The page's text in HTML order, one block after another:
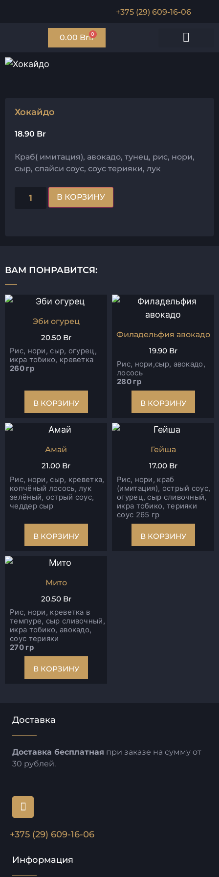
+375 (29) 609-16-06
0.00 Br 0
Хокайдо
18.90 Br
Краб( имитация), авокадо, тунец, рис, нори,
сыр, спайси соус, соус терияки, лук
В КОРЗИНУ
ВАМ ПОНРАВИТСЯ:
Эби огурец
20.50 Br
Рис, нори, сыр, огурец,
икра тобико, креветка
260 гр
В КОРЗИНУ
Филадельфия авокадо
19.90 Br
Рис, нори,сыр, авокадо,
лосось
280 гр
В КОРЗИНУ
Амай
21.00 Br
Рис, нори, сыр, креветка,
копчёный лосось, лук
зелёный, острый соус,
чеддер сыр
В КОРЗИНУ
Гейша
17.00 Br
Рис, нори, краб
(имитация), острый соус,
огурец, сыр сливочный,
икра тобико, терияки
соус 265 гр
В КОРЗИНУ
Мито
20.50 Br
Рис, нори, креветка в
темпуре, сыр сливочный,
икра тобико, авокадо,
соус терияки
270 гр
В КОРЗИНУ
Доставка
Доставка бесплатная при заказе на сумму от
30 рублей.
+375 (29) 609-16-06
Информация